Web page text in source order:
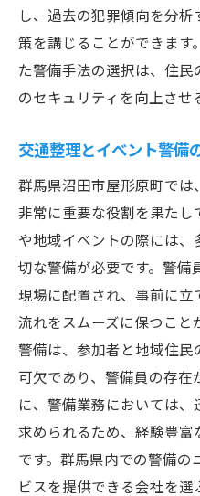
し、過去の犯罪傾向を分
策を講じることができます
た警備手法の選択は、住
のセキュリティを向上させ
交通整理とイベント警備
群馬県沼田市屋形原町で
非常に重要な役割を果たし
や地域イベントの際には
切な警備が必要です。警備
現場に配置され、事前に
流れをスムーズに保つこと
警備は、参加者と地域住
可欠であり、警備員の存在
に、警備業務においては
求められるため、経験豊
です。群馬県内での警備の
ビスを提供できる会社を